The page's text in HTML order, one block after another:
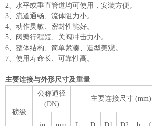
2、水平或垂直管道均可使用，安装方便。
3、流道通畅、流体阻力小。
4、动作灵敏、密封性能好。
5、阀瓣行程短、关阀冲击力小。
6、整体结构、简单紧凑、造型美观。
7、使用寿命长、可靠性高。
主要连接与外形尺寸及重量
磅级
公称通径
(DN)
主要连接尺寸 (mm)